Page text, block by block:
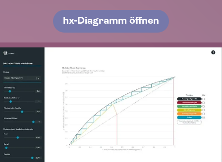
hx-Diagramm öffnen